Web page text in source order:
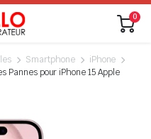
0
Smartphone
iPhone
Pannes pour iPhone 15 Apple